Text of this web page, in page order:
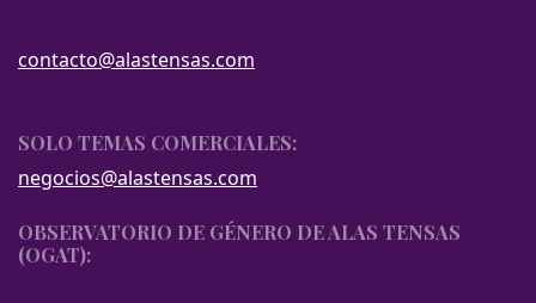
contacto@alastensas.com
SOLO TEMAS COMERCIALES:
negocios@alastensas.com
OBSERVATORIO DE GÉNERO DE ALAS TENSAS
(OGAT):